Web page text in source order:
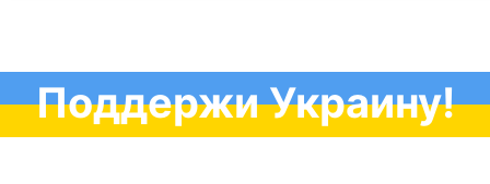
Поддержи Украину!